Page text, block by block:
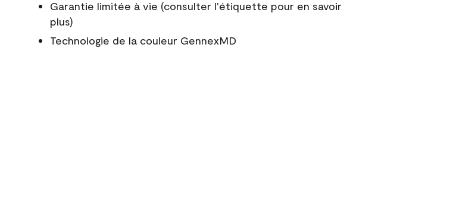
Garantie limitée à vie (consulter l'étiquette pour en savoir
plus)
Technologie de la couleur GennexMD